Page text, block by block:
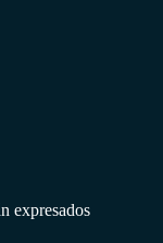
expresados